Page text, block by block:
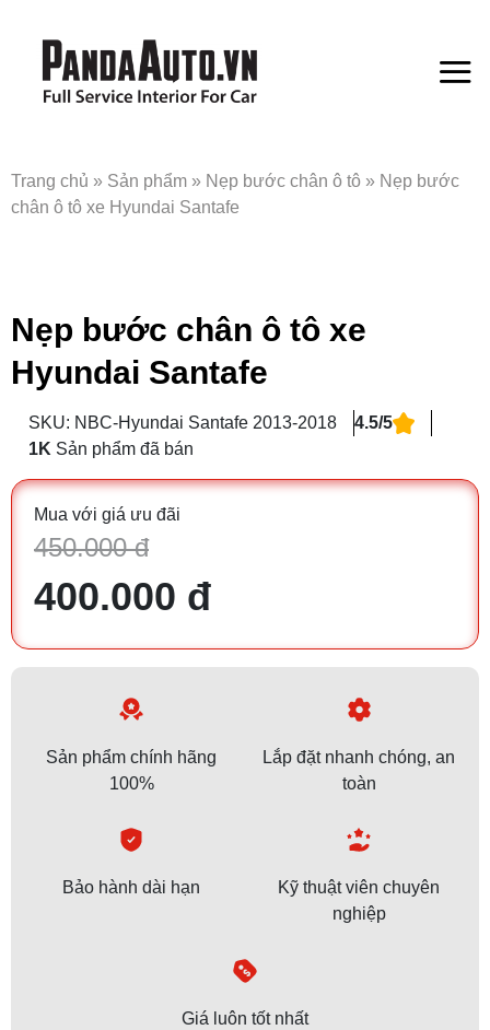
Trang chủ » Sản phẩm » Nẹp bước chân ô tô » Nẹp bước
chân ô tô xe Hyundai Santafe
Nẹp bước chân ô tô xe
Hyundai Santafe
SKU: NBC-Hyundai Santafe 2013-2018
4.5/5
1K Sản phẩm đã bán
Mua với giá ưu đãi
450.000 đ
400.000 đ
Sản phẩm chính hãng
100%
Lắp đặt nhanh chóng, an
toàn
Bảo hành dài hạn
Kỹ thuật viên chuyên
nghiệp
Giá luôn tốt nhất